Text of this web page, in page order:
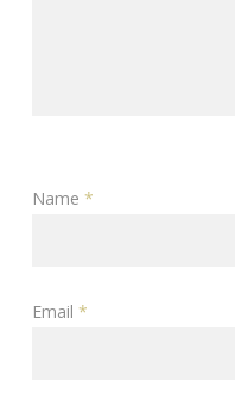
Name *
Email *